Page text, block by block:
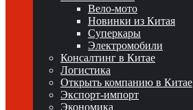
Вело-мото
Новинки из Китая
Суперкары
Электромобили
Консалтинг в Китае
Логистика
Открыть компанию в Китае
Экспорт-импорт
Экономика